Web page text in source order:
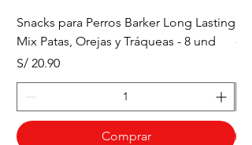
Snacks para Perros Barker Long Lasting
Mix Patas, Orejas y Tráqueas - 8 und
Precio
S/ 20.90
Comprar
-